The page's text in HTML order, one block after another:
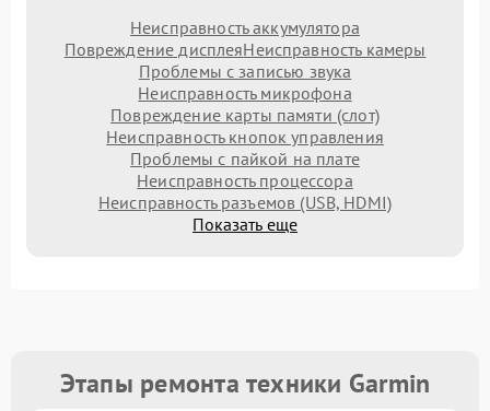
Неисправность аккумулятора
Повреждение дисплеяНеисправность камеры
Проблемы с записью звука
Неисправность микрофона
Повреждение карты памяти (слот)
Неисправность кнопок управления
Проблемы с пайкой на плате
Неисправность процессора
Неисправность разъемов (USB, HDMI)
Показать еще
Этапы ремонта техники Garmin